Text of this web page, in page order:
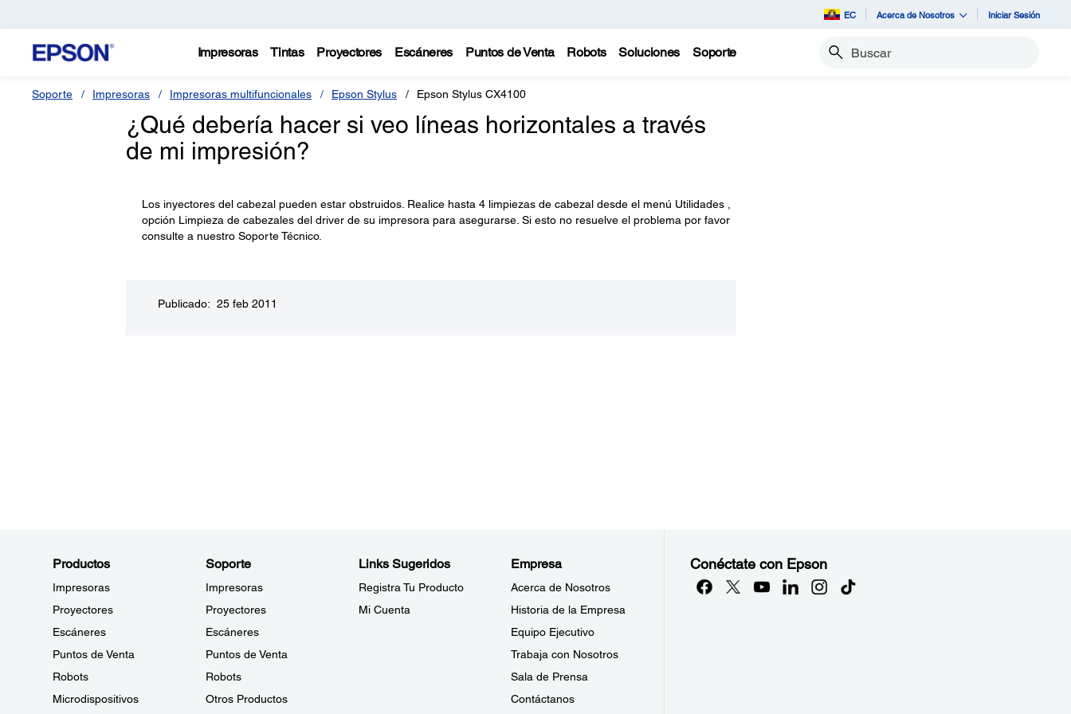
EC Acerca de Nosotros Iniciar Sesión
Impresoras Tintas Proyectores Escáneres Puntos de Venta Robots Soluciones Soporte Buscar
Soporte Impresoras Impresoras multifuncionales Epson Stylus Epson Stylus CX4100
¿Qué debería hacer si veo líneas horizontales a través
de mi impresión?
Los inyectores del cabezal pueden estar obstruidos. Realice hasta 4 limpiezas de cabezal desde el menú Utilidades ,
opción Limpieza de cabezales del driver de su impresora para asegurarse. Si esto no resuelve el problema por favor
consulte a nuestro Soporte Técnico.
Publicado: 25 feb 2011
Productos
Impresoras
Proyectores
Escáneres
Puntos de Venta
Robots
Microdispositivos
Soporte
Impresoras
Proyectores
Escáneres
Puntos de Venta
Robots
Otros Productos
Links Sugeridos
Registra Tu Producto
Mi Cuenta
Empresa
Acerca de Nosotros
Historia de la Empresa
Equipo Ejecutivo
Trabaja con Nosotros
Sala de Prensa
Contáctanos
Conéctate con Epson